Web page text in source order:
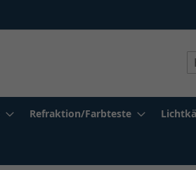
Refraktion/Farbteste